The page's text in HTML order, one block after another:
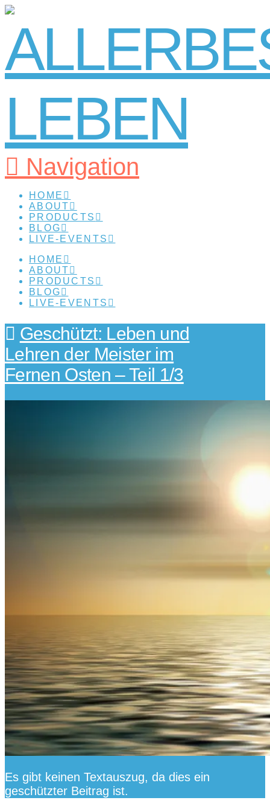
Navigation
HOME
ABOUT
PRODUCTS
BLOG
LIVE-EVENTS
HOME
ABOUT
PRODUCTS
BLOG
LIVE-EVENTS
Geschützt: Leben und
Lehren der Meister im
Fernen Osten – Teil 1/3
Es gibt keinen Textauszug, da dies ein
geschützter Beitrag ist.